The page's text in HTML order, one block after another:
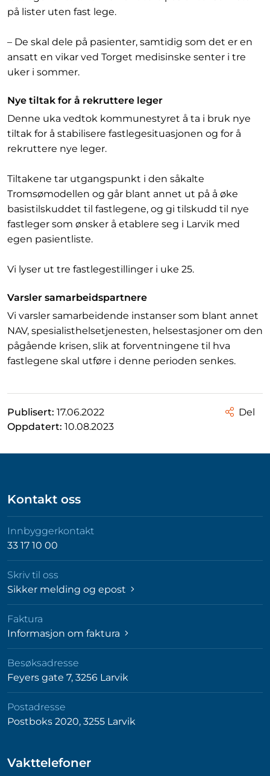
på lister uten fast lege.
– De skal dele på pasienter, samtidig som det er en
ansatt en vikar ved Torget medisinske senter i tre
uker i sommer.
Nye tiltak for å rekruttere leger
Denne uka vedtok kommunestyret å ta i bruk nye
tiltak for å stabilisere fastlegesituasjonen og for å
rekruttere nye leger.
Tiltakene tar utgangspunkt i den såkalte
Tromsømodellen og går blant annet ut på å øke
basistilskuddet til fastlegene, og gi tilskudd til nye
fastleger som ønsker å etablere seg i Larvik med
egen pasientliste.
Vi lyser ut tre fastlegestillinger i uke 25.
Varsler samarbeidspartnere
Vi varsler samarbeidende instanser som blant annet
NAV, spesialisthelsetjenesten, helsestasjoner om den
pågående krisen, slik at forventningene til hva
fastlegene skal utføre i denne perioden senkes.
Publisert: 17.06.2022
Oppdatert: 10.08.2023
Del
Kontakt oss
Innbyggerkontakt
33 17 10 00
Skriv til oss
Sikker melding og epost
Faktura
Informasjon om faktura
Besøksadresse
Feyers gate 7, 3256 Larvik
Postadresse
Postboks 2020, 3255 Larvik
Vakttelefoner